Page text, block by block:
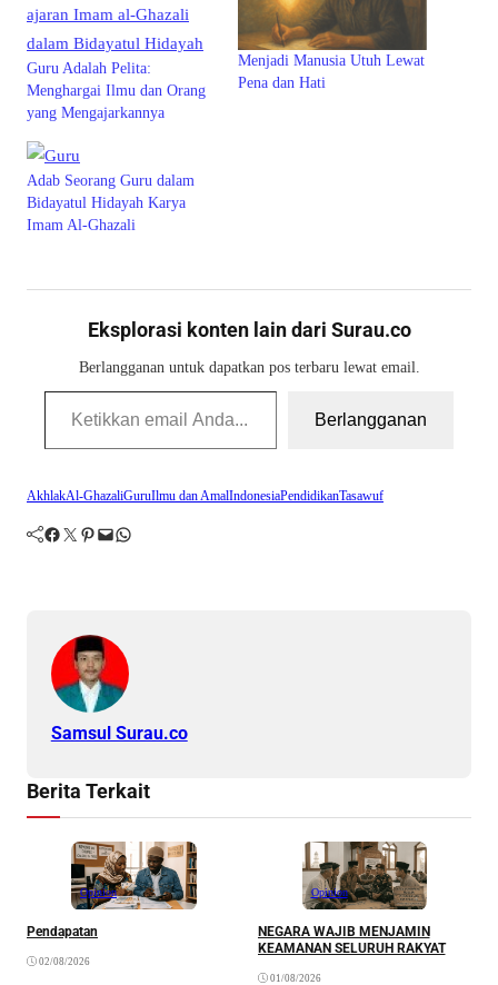
Guru Adalah Pelita:
Menghargai Ilmu dan Orang
yang Mengajarkannya
Menjadi Manusia Utuh Lewat
Pena dan Hati
Adab Seorang Guru dalam
Bidayatul Hidayah Karya
Imam Al-Ghazali
Eksplorasi konten lain dari Surau.co
Berlangganan untuk dapatkan pos terbaru lewat email.
Ketikkan email Anda...
Berlangganan
AkhlakAl-GhazaliGuruIlmu dan AmalIndonesiaPendidikanTasawuf
Facebook Twitter Pinterest Mail WhatsApp
Samsul Surau.co
Berita Terkait
Opinion
Pendapatan
02/08/2026
Opinion
NEGARA WAJIB MENJAMIN
KEAMANAN SELURUH RAKYAT
01/08/2026